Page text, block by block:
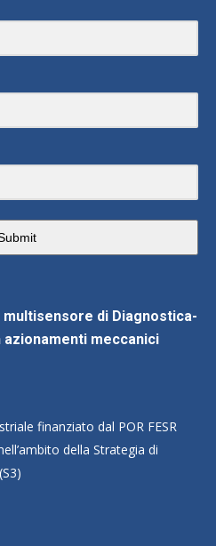
di Diagnostica-
meccanici
finanziato dal POR FESR
della Strategia di